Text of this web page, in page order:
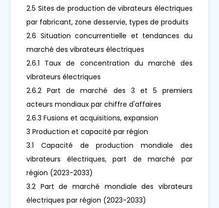
2.5 Sites de production de vibrateurs électriques
par fabricant, zone desservie, types de produits
2.6 Situation concurrentielle et tendances du
marché des vibrateurs électriques
2.6.1 Taux de concentration du marché des
vibrateurs électriques
2.6.2 Part de marché des 3 et 5 premiers
acteurs mondiaux par chiffre d'affaires
2.6.3 Fusions et acquisitions, expansion
3 Production et capacité par région
3.1 Capacité de production mondiale des
vibrateurs électriques, part de marché par
région (2023-2033)
3.2 Part de marché mondiale des vibrateurs
électriques par région (2023-2033)